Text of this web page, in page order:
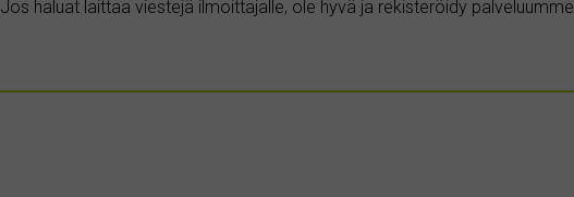
Jos haluat laittaa viestejä ilmoittajalle, ole hyvä ja rekisteröidy palveluumme